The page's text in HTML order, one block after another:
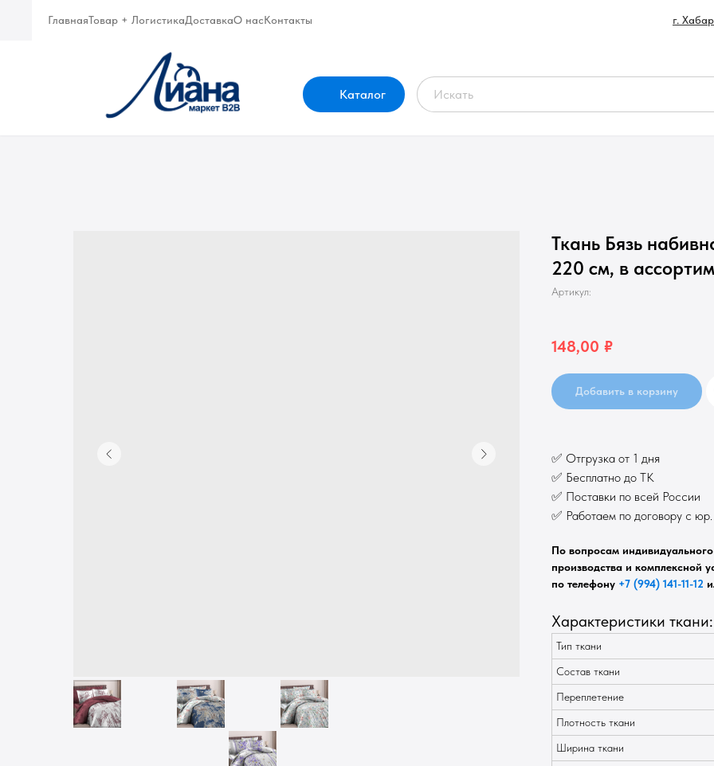
ГлавнаяТовар + ЛогистикаДоставкаО насКонтакты г.
Каталог
Ткань Бязь
220 см, в
Артикул:
148,00 ₽
Добавить в корзину
✅ Отгрузка от 1 дня
✅ Бесплатно до ТК
✅ Поставки по всей России
✅ Работаем по договору с
По вопросам
производства и комплексной
по телефону +7 (994) 141-11-12
Характеристики ткани:
Тип ткани
Состав ткани
Переплетение
Плотность ткани
Ширина ткани